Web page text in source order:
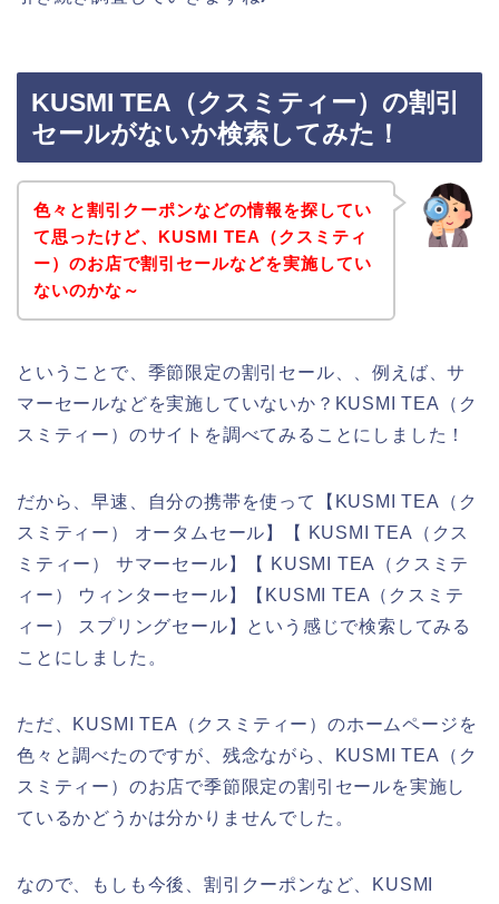
KUSMI TEA（クスミティー）の割引
セールがないか検索してみた！
色々と割引クーポンなどの情報を探してい
て思ったけど、KUSMI TEA（クスミティ
ー）のお店で割引セールなどを実施してい
ないのかな～
ということで、季節限定の割引セール、、例えば、サ
マーセールなどを実施していないか？KUSMI TEA（ク
スミティー）のサイトを調べてみることにしました！
だから、早速、自分の携帯を使って【KUSMI TEA（ク
スミティー） オータムセール】【 KUSMI TEA（クス
ミティー） サマーセール】【 KUSMI TEA（クスミテ
ィー） ウィンターセール】【KUSMI TEA（クスミテ
ィー） スプリングセール】という感じで検索してみる
ことにしました。
ただ、KUSMI TEA（クスミティー）のホームページを
色々と調べたのですが、残念ながら、KUSMI TEA（ク
スミティー）のお店で季節限定の割引セールを実施し
ているかどうかは分かりませんでした。
なので、もしも今後、割引クーポンなど、KUSMI